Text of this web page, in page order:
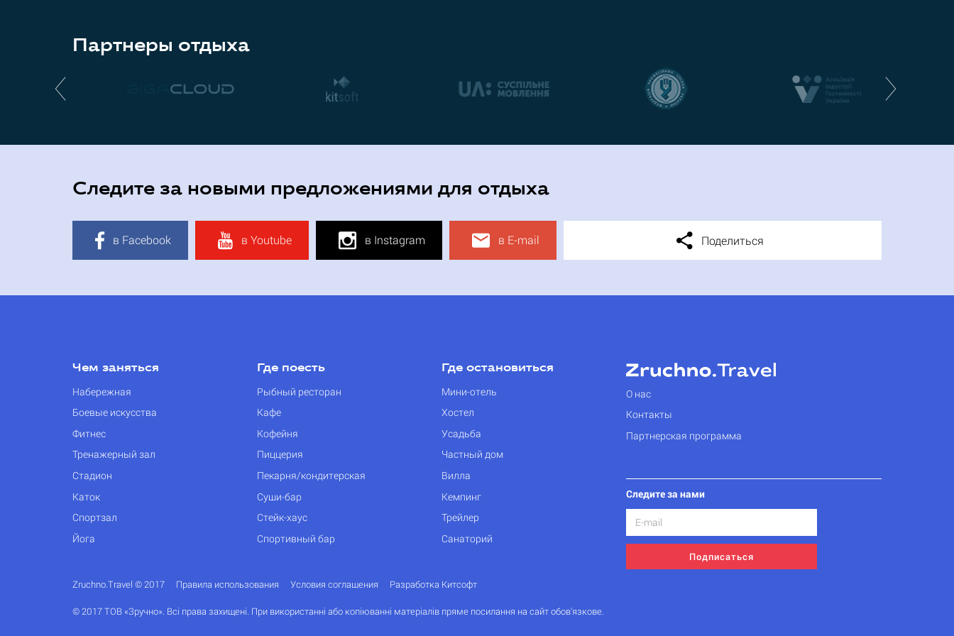
Партнеры отдыха
Следите за новыми предложениями для отдыха
в Facebook в Youtube в Instagram в E-mail Поделиться
Чем заняться
Набережная
Боевые искусства
Фитнес
Тренажерный зал
Стадион
Каток
Спортзал
Йога
Где поесть
Рыбный ресторан
Кафе
Кофейня
Пиццерия
Пекарня/кондитерская
Суши-бар
Стейк-хаус
Спортивный бар
Где остановиться
Мини-отель
Хостел
Усадьба
Частный дом
Вилла
Кемпинг
Трейлер
Санаторий
О нас
Контакты
Партнерская программа
Следите за нами
Подписаться
Zruchno.Travel © 2017 Правила использования Условия соглашения Разработка Китсофт
© 2017 ТОВ «Зручно». Всі права захищені. При використанні або копіюванні матеріалів пряме посилання на сайт обов'язкове.